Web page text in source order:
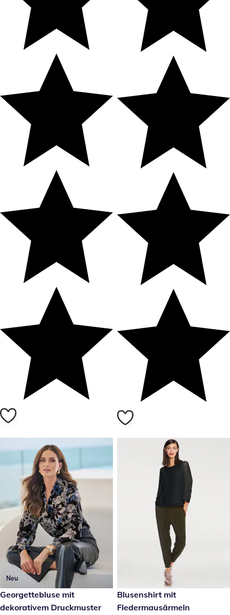
Neu
39,99 €
Georgettebluse mit
dekorativem Druckmuster
49,99 €
Blusenshirt mit
Fledermausärmeln